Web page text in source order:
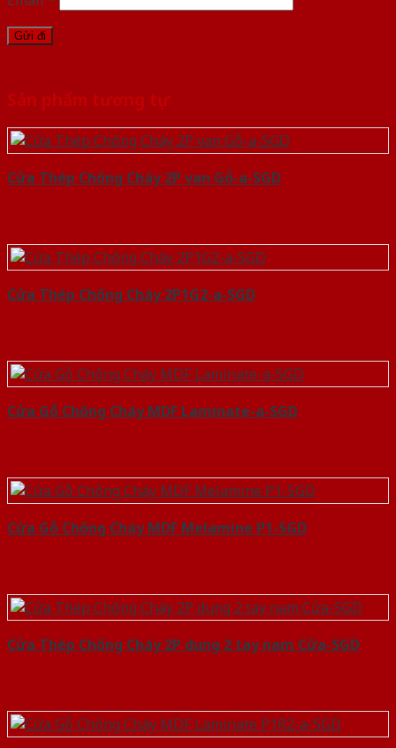
Sản phẩm tương tự
Cửa Thép Chống Cháy 2P van Gỗ-a-SGD
Cửa Thép Chống Cháy 2P1G2-a-SGD
Cửa Gỗ Chống Cháy MDF Laminate-a-SGD
Cửa Gỗ Chống Cháy MDF Melamine P1-SGD
Cửa Thép Chống Cháy 2P dung 2 tay nam Cửa-SGD